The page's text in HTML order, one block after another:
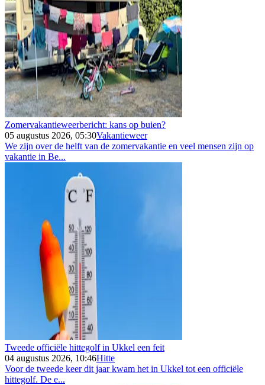
Zomervakantieweerbericht: kans op buien?
05 augustus 2026, 05:30Vakantieweer
We zijn over de helft van de zomervakantie en veel mensen zijn op
vakantie in Be...
Tweede officiële hittegolf in Ukkel een feit
04 augustus 2026, 10:46Hitte
Voor de tweede keer dit jaar kwam het in Ukkel tot een officiële
hittegolf. De e...